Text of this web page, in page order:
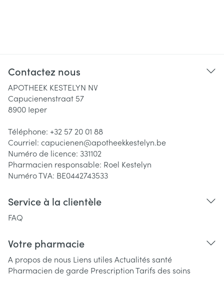
Contactez nous
APOTHEEK KESTELYN NV
Capucienenstraat 57
8900 Ieper
Téléphone: +32 57 20 01 88
Courriel: capucienen@apotheekkestelyn.be
Numéro de licence: 331102
Pharmacien responsable: Roel Kestelyn
Numéro TVA: BE0442743533
Service à la clientèle
FAQ
Votre pharmacie
A propos de nous Liens utiles Actualités santé
Pharmacien de garde PrescriptionTarifs des soins